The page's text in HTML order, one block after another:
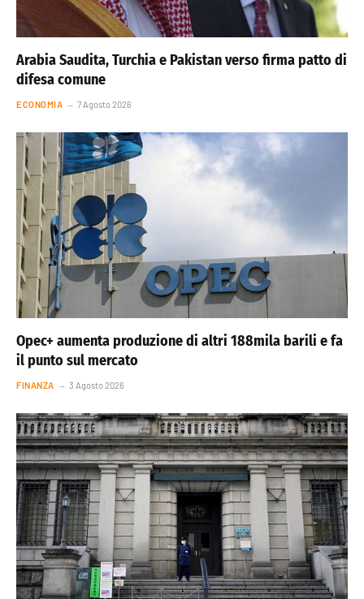
Arabia Saudita, Turchia e Pakistan verso firma patto di
difesa comune
ECONOMIA 7 Agosto 2026
Opec+ aumenta produzione di altri 188mila barili e fa
il punto sul mercato
FINANZA 3 Agosto 2026